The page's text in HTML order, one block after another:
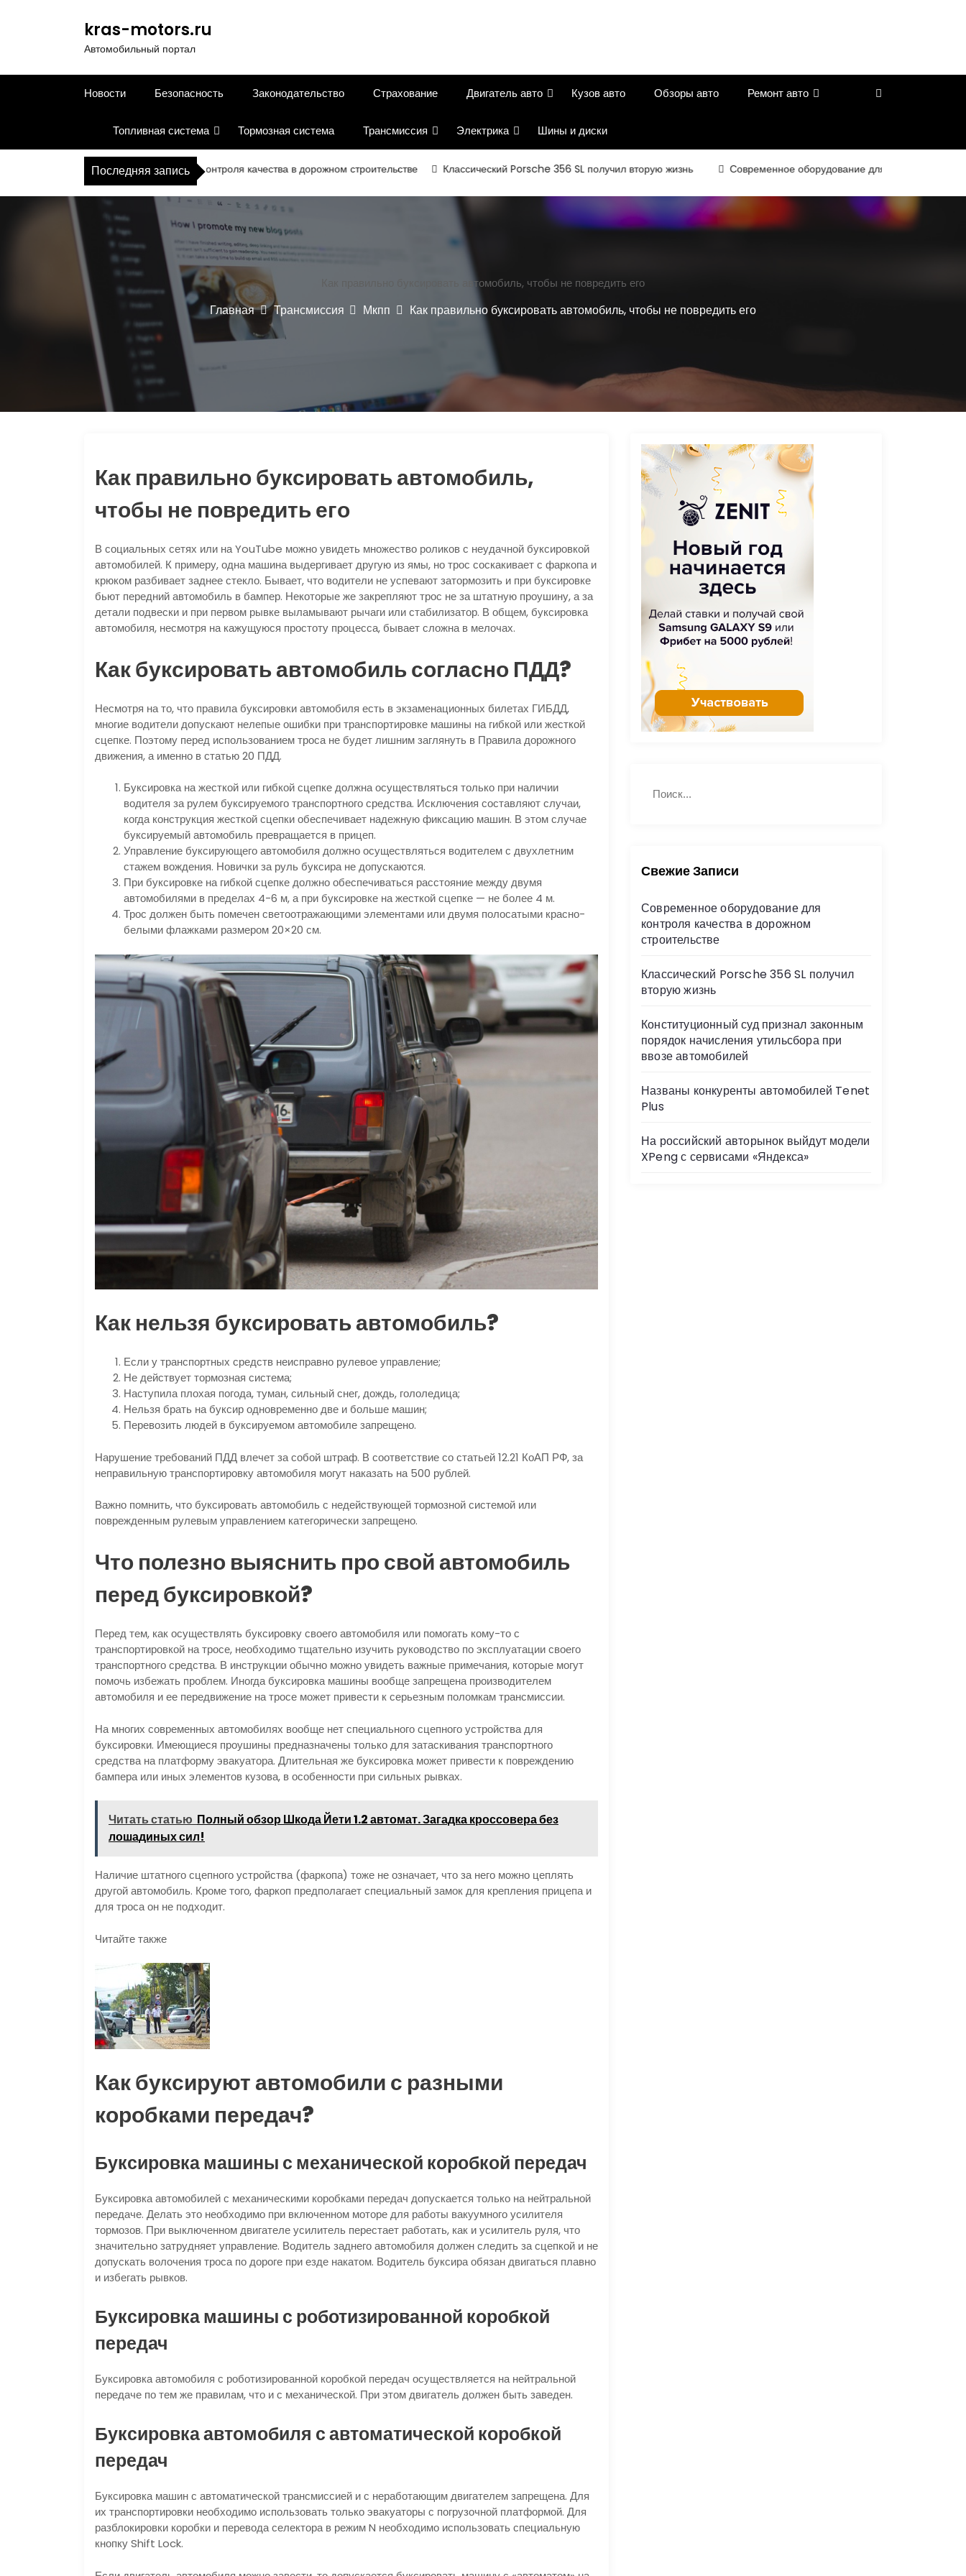
о
р
kras-motors.ru
Автомобильный портал
Новости Безопасность Законодательство Страхование Двигатель авто Кузов авто Обзоры авто Ремонт авто
Топливная система Тормозная система Трансмиссия Электрика Шины и диски
Последняя запись
оборудование для контроля качества в дорожном строительстве Классический Porsche 356 SL получил вторую жизнь Современное оборудование для контроля качества в
Как правильно буксировать автомобиль, чтобы не повредить его
Главная Трансмиссия Мкпп Как правильно буксировать автомобиль, чтобы не повредить его
Как правильно буксировать автомобиль,
чтобы не повредить его
В социальных сетях или на YouTube можно увидеть множество роликов с неудачной буксировкой
автомобилей. К примеру, одна машина выдергивает другую из ямы, но трос соскакивает с фаркопа и
крюком разбивает заднее стекло. Бывает, что водители не успевают затормозить и при буксировке
бьют передний автомобиль в бампер. Некоторые же закрепляют трос не за штатную проушину, а за
детали подвески и при первом рывке выламывают рычаги или стабилизатор. В общем, буксировка
автомобиля, несмотря на кажущуюся простоту процесса, бывает сложна в мелочах.
Как буксировать автомобиль согласно ПДД?
Несмотря на то, что правила буксировки автомобиля есть в экзаменационных билетах ГИБДД,
многие водители допускают нелепые ошибки при транспортировке машины на гибкой или жесткой
сцепке. Поэтому перед использованием троса не будет лишним заглянуть в Правила дорожного
движения, а именно в статью 20 ПДД.
Буксировка на жесткой или гибкой сцепке должна осуществляться только при наличии
водителя за рулем буксируемого транспортного средства. Исключения составляют случаи,
когда конструкция жесткой сцепки обеспечивает надежную фиксацию машин. В этом случае
буксируемый автомобиль превращается в прицеп.
Управление буксирующего автомобиля должно осуществляться водителем с двухлетним
стажем вождения. Новички за руль буксира не допускаются.
При буксировке на гибкой сцепке должно обеспечиваться расстояние между двумя
автомобилями в пределах 4−6 м, а при буксировке на жесткой сцепке — не более 4 м.
Трос должен быть помечен светоотражающими элементами или двумя полосатыми красно-
белыми флажками размером 20×20 см.
Как нельзя буксировать автомобиль?
Если у транспортных средств неисправно рулевое управление;
Не действует тормозная система;
Наступила плохая погода, туман, сильный снег, дождь, гололедица;
Нельзя брать на буксир одновременно две и больше машин;
Перевозить людей в буксируемом автомобиле запрещено.
Нарушение требований ПДД влечет за собой штраф. В соответствие со статьей 12.21 КоАП РФ, за
неправильную транспортировку автомобиля могут наказать на 500 рублей.
Важно помнить, что буксировать автомобиль с недействующей тормозной системой или
поврежденным рулевым управлением категорически запрещено.
Что полезно выяснить про свой автомобиль
перед буксировкой?
Перед тем, как осуществлять буксировку своего автомобиля или помогать кому-то с
транспортировкой на тросе, необходимо тщательно изучить руководство по эксплуатации своего
транспортного средства. В инструкции обычно можно увидеть важные примечания, которые могут
помочь избежать проблем. Иногда буксировка машины вообще запрещена производителем
автомобиля и ее передвижение на тросе может привести к серьезным поломкам трансмиссии.
На многих современных автомобилях вообще нет специального сцепного устройства для
буксировки. Имеющиеся проушины предназначены только для затаскивания транспортного
средства на платформу эвакуатора. Длительная же буксировка может привести к повреждению
бампера или иных элементов кузова, в особенности при сильных рывках.
Читать статью Полный обзор Шкода Йети 1.2 автомат. Загадка кроссовера без
лошадиных сил!
Наличие штатного сцепного устройства (фаркопа) тоже не означает, что за него можно цеплять
другой автомобиль. Кроме того, фаркоп предполагает специальный замок для крепления прицепа и
для троса он не подходит.
Читайте также
Как буксируют автомобили с разными
коробками передач?
Буксировка машины с механической коробкой передач
Буксировка автомобилей с механическими коробками передач допускается только на нейтральной
передаче. Делать это необходимо при включенном моторе для работы вакуумного усилителя
тормозов. При выключенном двигателе усилитель перестает работать, как и усилитель руля, что
значительно затрудняет управление. Водитель заднего автомобиля должен следить за сцепкой и не
допускать волочения троса по дороге при езде накатом. Водитель буксира обязан двигаться плавно
и избегать рывков.
Буксировка машины с роботизированной коробкой
передач
Буксировка автомобиля с роботизированной коробкой передач осуществляется на нейтральной
передаче по тем же правилам, что и с механической. При этом двигатель должен быть заведен.
Буксировка автомобиля савтоматической коробкой
передач
Буксировка машин с автоматической трансмиссией и с неработающим двигателем запрещена. Для
их транспортировки необходимо использовать только эвакуаторы с погрузочной платформой. Для
разблокировки коробки и перевода селектора в режим N необходимо использовать специальную
кнопку Shift Lock.
:Свежие Записи
Современное оборудование для
контроля качества в дорожном
строительстве
Классический Porsche 356 SL получил
вторую жизнь
Конституционный суд признал законным
порядок начисления утильсбора при
ввозе автомобилей
Названы конкуренты автомобилей Tenet
Plus
На российский авторынок выйдут модели
XPeng с сервисами «Яндекса»